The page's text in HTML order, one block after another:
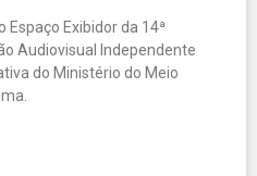
Exibidor da 14ª
Audiovisual Independente
do Ministério do Meio